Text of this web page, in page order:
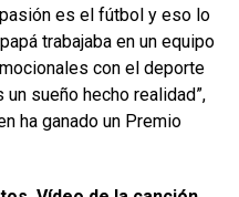
es el fútbol y eso lo
trabajaba en un equipo
con el deporte
sueño hecho realidad”,
ha ganado un Premio